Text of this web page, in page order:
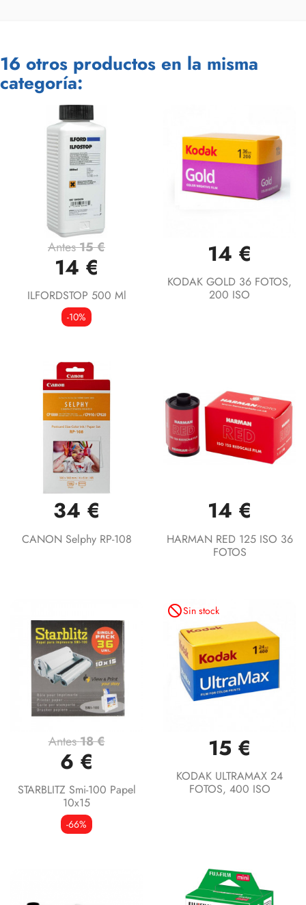
16 otros productos en la misma
categoría:
Antes15 €
14 €
ILFORDSTOP 500 Ml
-10%
14 €
KODAK GOLD 36 FOTOS,
200 ISO
34 €
CANON Selphy RP-108
14 €
HARMAN RED 125 ISO 36
FOTOS
Antes18 €
6 €
STARBLITZ Smi-100 Papel
10x15
-66%
not_interestedSin stock
15 €
KODAK ULTRAMAX 24
FOTOS, 400 ISO